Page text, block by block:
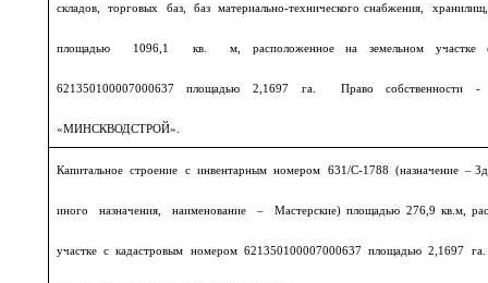
складов, торговых баз, баз материально-технического снабжения,
площадью 1096,1 кв. м, расположенное на земельном участке с
621350100007000637 площадью 2,1697 га. Право собственности
«МИНСКВОДСТРОЙ».
Капитальное строение с инвентарным номером 631/С-1788 (назначение –
иного назначения, наименование – Мастерские) площадью 276,9 кв.м,
участке с кадастровым номером 621350100007000637 площадью 2,1697